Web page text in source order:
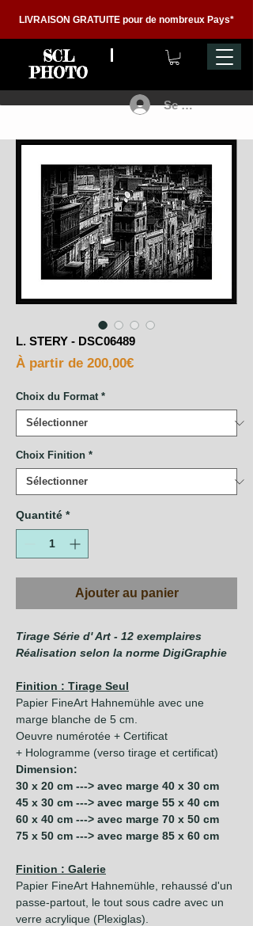
LIVRAISON GRATUITE pour de nombreux Pays*
SCL
PHOTO
Se connecter
L. STERY - DSC06489
À partir de 200,00€Prix
Choix du Format *
Choix Finition *
Quantité *
Ajouter au panier
Tirage Série d' Art - 12 exemplaires
Réalisation selon la norme DigiGraphie
Finition : Tirage Seul
Papier FineArt Hahnemühle avec une
marge blanche de 5 cm.
Oeuvre numérotée + Certificat
+ Hologramme (verso tirage et certificat)
Dimension:
30 x 20 cm ---> avec marge 40 x 30 cm
45 x 30 cm ---> avec marge 55 x 40 cm
60 x 40 cm ---> avec marge 70 x 50 cm
75 x 50 cm ---> avec marge 85 x 60 cm
Finition : Galerie
Papier FineArt Hahnemühle, rehaussé d'un
passe-partout, le tout sous cadre avec un
verre acrylique (Plexiglas).